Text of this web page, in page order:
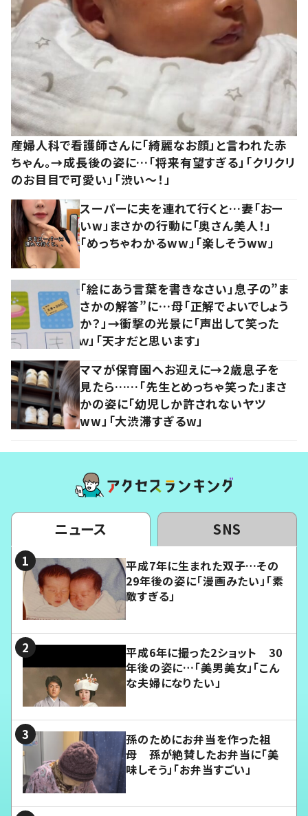
産婦人科で看護師さんに「綺麗なお顔」と言われた赤
ちゃん。→成長後の姿に…「将来有望すぎる」「クリクリ
のお目目で可愛い」「渋い～！」
スーパーに夫を連れて行くと…妻「おー
いw」まさかの行動に「奥さん美人！」
「めっちゃわかるww」「楽しそうww」
「絵にあう言葉を書きなさい」息子の”ま
さかの解答”に…母「正解でよいでしょう
か？」→衝撃の光景に「声出して笑った
ｗ」「天才だと思います」
ママが保育園へお迎えに→2歳息子を
見たら……「先生とめっちゃ笑った」まさ
かの姿に「幼児しか許されないヤツ
ww」「大渋滞すぎるw」
ニュース SNS
平成7年に生まれた双子…その
29年後の姿に「漫画みたい」「素
敵すぎる」
平成6年に撮った2ショット 30
年後の姿に…「美男美女」「こん
な夫婦になりたい」
孫のためにお弁当を作った祖
母 孫が絶賛したお弁当に「美
味しそう」「お弁当すごい」